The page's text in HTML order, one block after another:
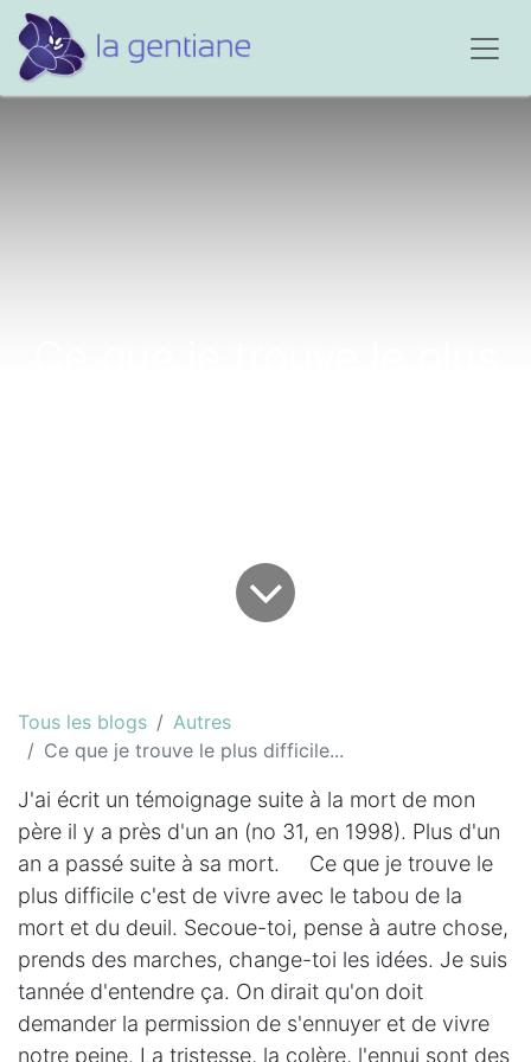
Tous les blogs
Autres
Ce que je trouve le plus difficile...
J'ai écrit un témoignage suite à la mort de mon
père il y a près d'un an (no 31, en 1998). Plus d'un
an a passé suite à sa mort. Ce que je trouve le
plus difficile c'est de vivre avec le tabou de la
mort et du deuil. Secoue-toi, pense à autre chose,
prends des marches, change-toi les idées. Je suis
tannée d'entendre ça. On dirait qu'on doit
demander la permission de s'ennuyer et de vivre
notre peine. La tristesse, la colère, l'ennui sont des